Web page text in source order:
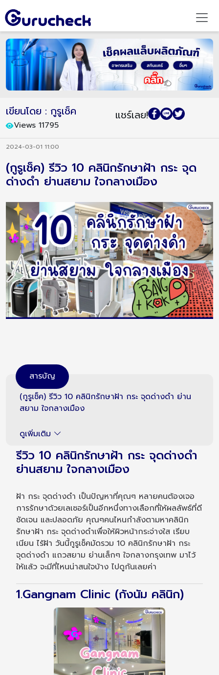
เขียนโดย : กูรูเช็ค
Views 11795
แชร์เลย!
2024-03-01 11:00
(กูรูเช็ค) รีวิว 10 คลินิกรักษาฝ้า กระ จุด
ด่างดำ ย่านสยาม ใจกลางเมือง
สารบัญ
(กูรูเช็ค) รีวิว 10 คลินิกรักษาฝ้า กระ จุดด่างดำ ย่าน
สยาม ใจกลางเมือง
ดูเพิ่มเติม
รีวิว 10 คลินิกรักษาฝ้า กระ จุดด่างดำ
ย่านสยาม ใจกลางเมือง
ฝ้า กระ จุดด่างดำ เป็นปัญหาที่คุณๆ หลายคนต้องเจอ
การรักษาด้วยเลเซอร์เป็นอีกหนึ่งทางเลือกที่ให้ผลลัพธ์ที่ดี
ชัดเจน และปลอดภัย คุณๆคนไหนกำลังตามหาคลินิก
รักษาฝ้า กระ จุดด่างดำเพื่อให้ผิวหน้ากระจ่างใส เรียบ
เนียน ไร้ฝ้า วันนี้กูรูเช็คมัดรวม 10 คลินิกรักษาฝ้า กระ
จุดด่างดำ แถวสยาม ย่านเล็กๆ ใจกลางกรุงเทพ มาไว้
ให้แล้ว จะมีที่ไหนน่าสนใจบ้าง ไปดูกันเลยค่า
1.Gangnam Clinic (กังนัม คลินิก)